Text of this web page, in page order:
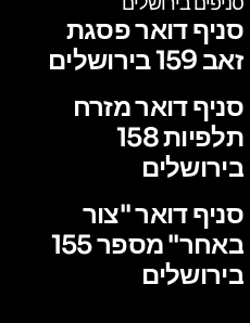
סניף דואר פסגת
זאב 159 בירושלים
סניף דואר מזרח
תלפיות 158
בירושלים
סניף דואר "צור
באחר" מספר 155
בירושלים